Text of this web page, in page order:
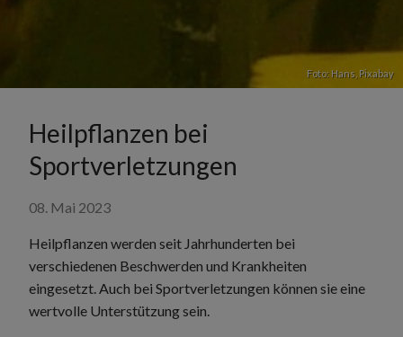
Foto: Hans, Pixabay
Heilpflanzen bei
Sportverletzungen
08. Mai 2023
Heilpflanzen werden seit Jahrhunderten bei
verschiedenen Beschwerden und Krankheiten
eingesetzt. Auch bei Sportverletzungen können sie eine
wertvolle Unterstützung sein.